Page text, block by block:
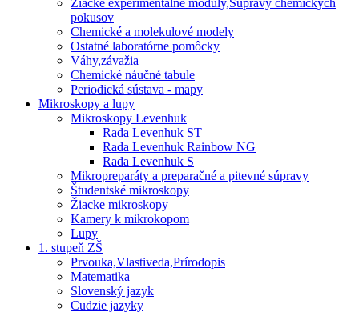
Žiacke experimentálne moduly,Súpravy chemických
pokusov
Chemické a molekulové modely
Ostatné laboratórne pomôcky
Váhy,závažia
Chemické náučné tabule
Periodická sústava - mapy
Mikroskopy a lupy
Mikroskopy Levenhuk
Rada Levenhuk ST
Rada Levenhuk Rainbow NG
Rada Levenhuk S
Mikropreparáty a preparačné a pitevné súpravy
Študentské mikroskopy
Žiacke mikroskopy
Kamery k mikrokopom
Lupy
1. stupeň ZŠ
Prvouka,Vlastiveda,Prírodopis
Matematika
Slovenský jazyk
Cudzie jazyky